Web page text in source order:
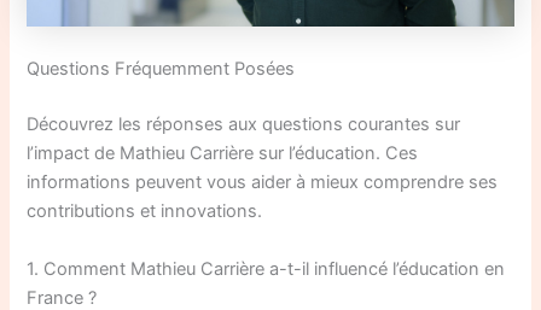
Questions Fréquemment Posées
Découvrez les réponses aux questions courantes sur
l’impact de Mathieu Carrière sur l’éducation. Ces
informations peuvent vous aider à mieux comprendre ses
contributions et innovations.
1. Comment Mathieu Carrière a-t-il influencé l’éducation en
France ?